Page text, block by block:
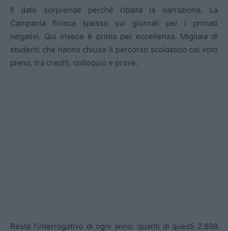
Il dato sorprende perché ribalta la narrazione. La
Campania finisce spesso sui giornali per i primati
negativi. Qui invece è prima per eccellenza. Migliaia di
studenti che hanno chiuso il percorso scolastico col voto
pieno, tra crediti, colloquio e prove.
Resta l’interrogativo di ogni anno: quanti di questi 2.898